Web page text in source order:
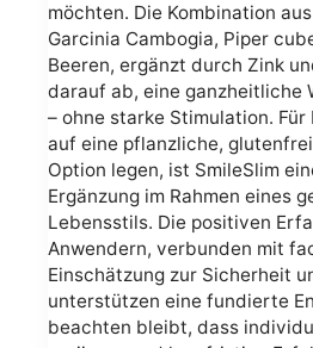
möchten. Die Kombination
Garcinia Cambogia, Piper
Beeren, ergänzt durch Zink
darauf ab, eine ganzheitliche
– ohne starke Stimulation.
auf eine pflanzliche,
Option legen, ist SmileSlim
Ergänzung im Rahmen eines
Lebensstils. Die positiven
Anwendern, verbunden mit
Einschätzung zur Sicherheit
unterstützen eine fundierte
beachten bleibt, dass